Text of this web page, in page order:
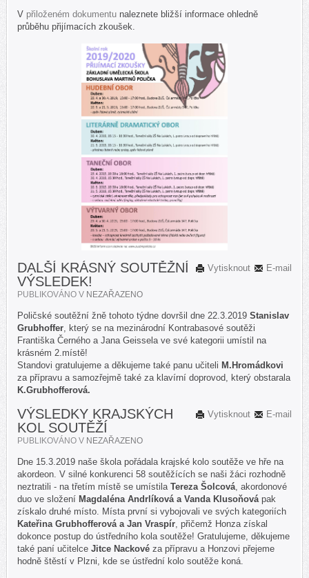
V přiloženém dokumentu naleznete bližší informace ohledně
průběhu přijímacích zkoušek.
E-mail
Vytisknout
DALŠÍ KRÁSNÝ SOUTĚŽNÍ
VÝSLEDEK!
PUBLIKOVÁNO V NEZAŘAZENO
Poličské soutěžní žně tohoto týdne dovršil dne 22.3.2019 Stanislav
Grubhoffer , který se na mezinárodní Kontrabasové soutěži
Františka Černého a Jana Geissela ve své kategorii umístil na
krásném 2.místě!
Standovi gratulujeme a děkujeme také panu učiteli M.Hromádkovi
za přípravu a samozřejmě také za klavírní doprovod, který obstarala
K.Grubhofferová.
E-mail
Vytisknout
VÝSLEDKY KRAJSKÝCH
KOL SOUTĚŽÍ
PUBLIKOVÁNO V NEZAŘAZENO
Dne 15.3.2019 naše škola pořádala krajské kolo soutěže ve hře na
akordeon. V silné konkurenci 58 soutěžících se naši žáci rozhodně
neztratili - na třetím místě se umístila Tereza Šolcová , akordonové
duo ve složení Magdaléna Andrlíková a Vanda Klusoňová pak
získalo druhé místo. Místa první si vybojovali ve svých kategoriích
Kateřina Grubhofferová a Jan Vraspír , přičemž Honza získal
dokonce postup do ústředního kola soutěže! Gratulujeme, děkujeme
také paní učitelce Jitce Nackové za přípravu a Honzovi přejeme
hodně štěstí v Plzni, kde se ústřední kolo soutěže koná.